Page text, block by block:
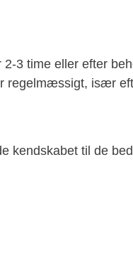
3 time eller efter
regelmæssigt, især
kendskabet til de